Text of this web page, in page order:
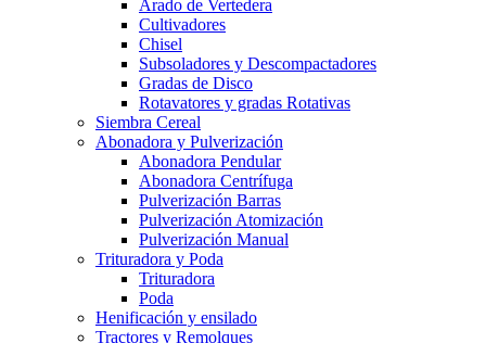
Arado de Vertedera
Cultivadores
Chisel
Subsoladores y Descompactadores
Gradas de Disco
Rotavatores y gradas Rotativas
Siembra Cereal
Abonadora y Pulverización
Abonadora Pendular
Abonadora Centrífuga
Pulverización Barras
Pulverización Atomización
Pulverización Manual
Trituradora y Poda
Trituradora
Poda
Henificación y ensilado
Tractores y Remolques